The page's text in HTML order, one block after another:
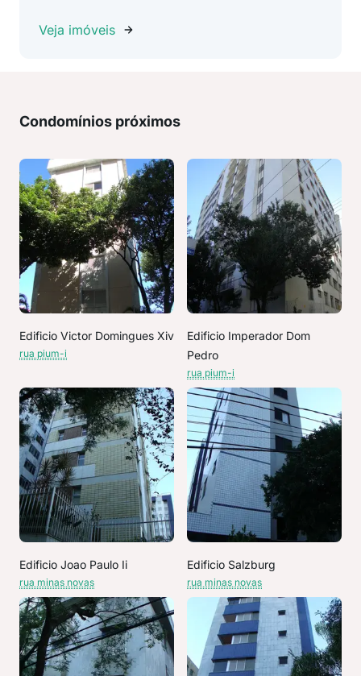
Veja imóveis
Condomínios próximos
Edificio Victor Domingues Xiv
rua pium-i
Edificio Imperador Dom
Pedro
rua pium-i
Edificio Joao Paulo Ii
rua minas novas
Edificio Salzburg
rua minas novas